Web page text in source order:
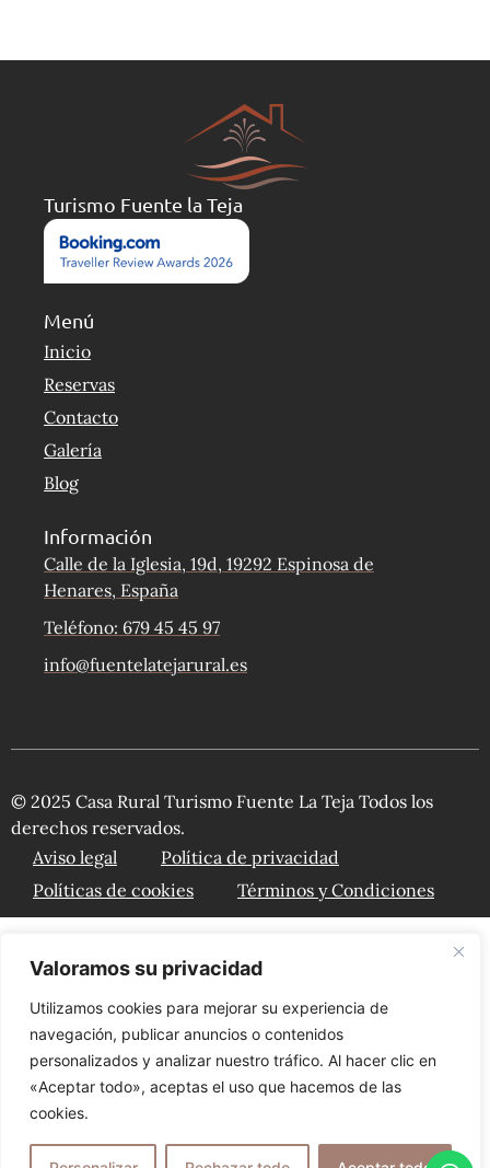
Valoramos su privacidad
Utilizamos cookies para mejorar su experiencia de
navegación, publicar anuncios o contenidos
personalizados y analizar nuestro tráfico. Al hacer clic en
«Aceptar todo», aceptas el uso que hacemos de las
cookies.
Turismo Fuente la Teja
Menú
Inicio
Reservas
Contacto
Galería
Blog
Información
Calle de la Iglesia, 19d, 19292 Espinosa de
Henares, España
Teléfono: 679 45 45 97
info@fuentelatejarural.es
© 2025 Casa Rural Turismo Fuente La Teja Todos los
derechos reservados.
Aviso legal
Política de privacidad
Políticas de cookies
Términos y Condiciones